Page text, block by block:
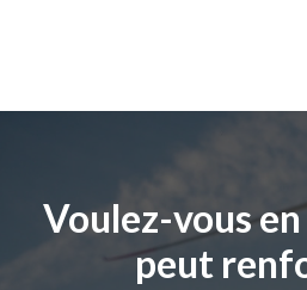
Voulez-vous
peut